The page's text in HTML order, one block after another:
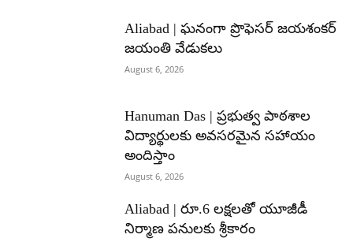
Aliabad | ఘనంగా ప్రొఫెసర్ జయశంకర్
జయంతి వేడుకలు
August 6, 2026
Hanuman Das | ప్రభుత్వ పాఠశాల
విద్యార్థులకు అవసరమైన సహాయం
అందిస్తాం
August 6, 2026
Aliabad | రూ.6 లక్షలతో యూజీడీ
నిర్మాణ పనులకు శ్రీకారం